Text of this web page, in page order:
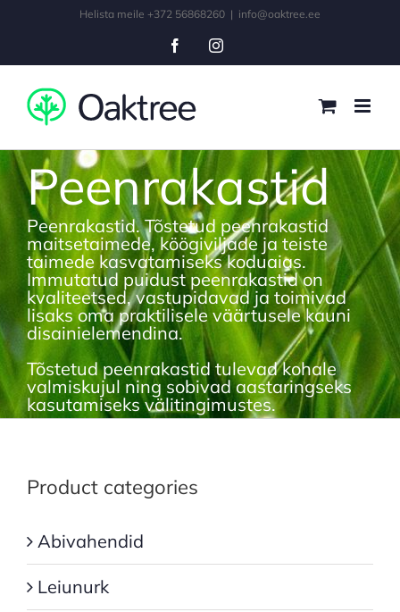
content
Helista meile +372 56868260 | info@oaktree.ee
FacebookInstagram
Peenrakastid
Peenrakastid. Tõstetud peenrakastid
maitsetaimede, köögiviljade ja teiste
taimede kasvatamiseks koduaias.
Immutatud puidust peenrakastid on
kvaliteetsed, vastupidavad ja toimivad
lisaks oma praktilisele väärtusele kauni
disainielemendina.
Tõstetud peenrakastid tulevad kohale
valmiskujul ning sobivad aastaringseks
kasutamiseks välitingimustes.
Product categories
Abivahendid
Leiunurk